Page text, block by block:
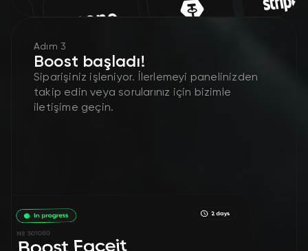
Adım 3
Boost başladı!
Siparişiniz işleniyor. İlerlemeyi panelinizden
takip edin veya sorularınız için bizimle
iletişime geçin.